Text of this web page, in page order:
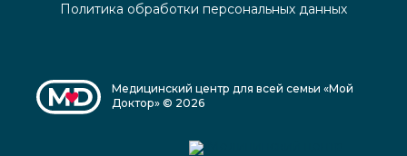
Политика обработки персональных данных
Медицинский центр для всей семьи «Мой
Доктор» © 2026